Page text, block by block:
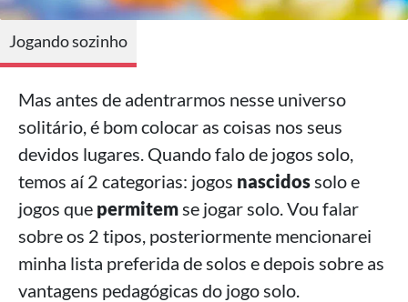
Jogando sozinho
Mas antes de adentrarmos nesse universo
solitário, é bom colocar as coisas nos seus
devidos lugares. Quando falo de jogos solo,
temos aí 2 categorias: jogos nascidos solo e
jogos que permitem se jogar solo. Vou falar
sobre os 2 tipos, posteriormente mencionarei
minha lista preferida de solos e depois sobre as
vantagens pedagógicas do jogo solo.